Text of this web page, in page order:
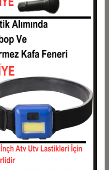
7.222,50 TL
7.492,50 TL
7.762,50 TL
7.897,50 TL
8.032,50 TL
8.167,50 TL
8.235,00 TL